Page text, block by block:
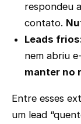
respondeu
contato.
Leads
nem abriu
manter no
Entre esses
um lead